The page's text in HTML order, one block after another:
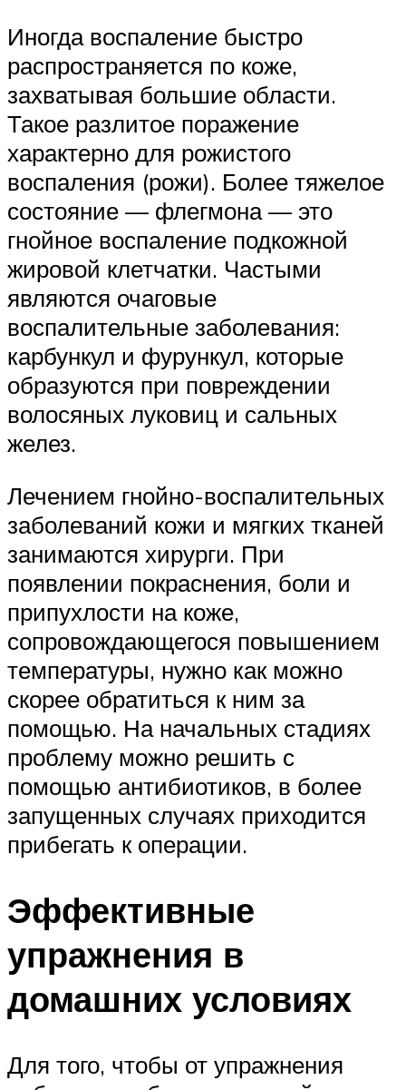
Иногда воспаление быстро
распространяется по коже,
захватывая большие области.
Такое разлитое поражение
характерно для рожистого
воспаления (рожи). Более тяжелое
состояние — флегмона — это
гнойное воспаление подкожной
жировой клетчатки. Частыми
являются очаговые
воспалительные заболевания:
карбункул и фурункул, которые
образуются при повреждении
волосяных луковиц и сальных
желез.
Лечением гнойно-воспалительных
заболеваний кожи и мягких тканей
занимаются хирурги. При
появлении покраснения, боли и
припухлости на коже,
сопровождающегося повышением
температуры, нужно как можно
скорее обратиться к ним за
помощью. На начальных стадиях
проблему можно решить с
помощью антибиотиков, в более
запущенных случаях приходится
прибегать к операции.
Эффективные
упражнения в
домашних условиях
Для того, чтобы от упражнения